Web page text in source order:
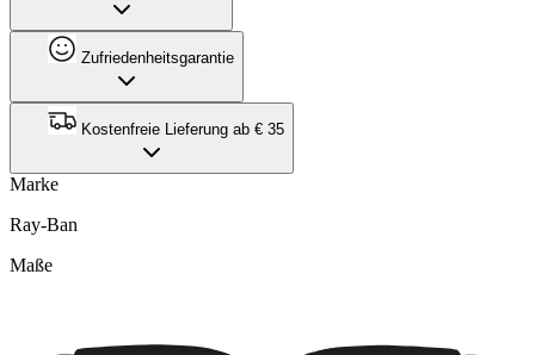
Zufriedenheitsgarantie
Kostenfreie Lieferung ab € 35
Marke
Ray-Ban
Maße